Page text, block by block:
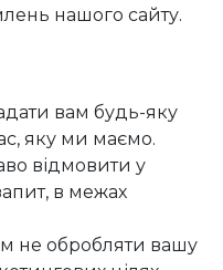
нашого сайту.
вам будь-яку
яку ми маємо.
відмовити у
в межах
не обробляти вашу